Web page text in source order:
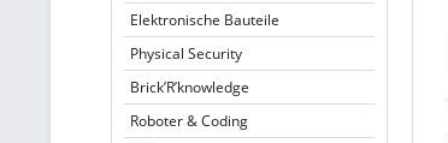
Elektronische Bauteile
Physical Security
Brick’R’knowledge
Roboter & Coding